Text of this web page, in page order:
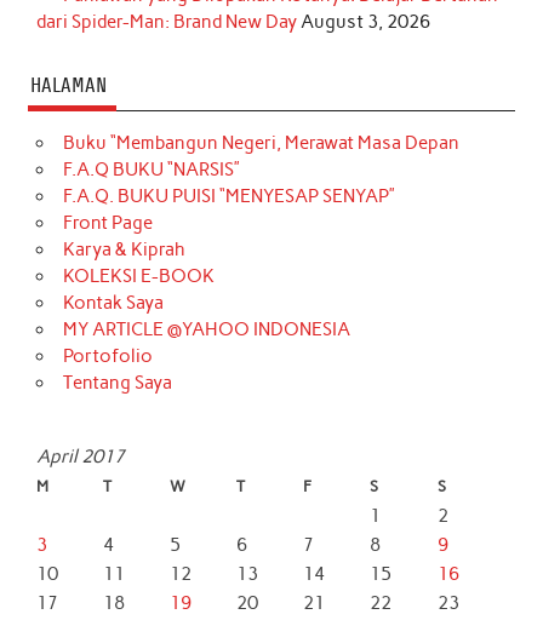
dari Spider-Man: Brand New DayAugust 3, 2026
HALAMAN
Buku “Membangun Negeri, Merawat Masa Depan
F.A.Q BUKU “NARSIS”
F.A.Q. BUKU PUISI “MENYESAP SENYAP”
Front Page
Karya & Kiprah
KOLEKSI E-BOOK
Kontak Saya
MY ARTICLE @YAHOO INDONESIA
Portofolio
Tentang Saya
April 2017
M T W T F S S
1
2
3
4 5 6 7 8
9
10
11 12 13 14 15
16
17
18 19 20 21 22
23